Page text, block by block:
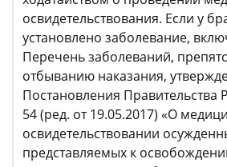
освидетельствования. Если у
установлено заболевание,
Перечень заболеваний,
отбыванию наказания,
Постановления Правительства
54 (ред. от 19.05.2017) «О
освидетельствовании
представляемых к